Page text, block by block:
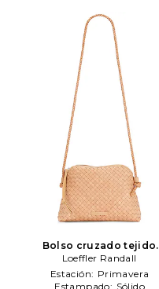
Bolso cruzado tejido
mallory en color bronce
Loeffler Randall
Loeffler Randall
Estación: Primavera
Estampado: Sólido